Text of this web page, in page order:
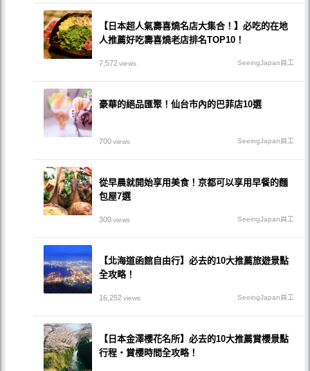
【日本超人氣壽喜燒名店大集合！】必吃的在地
人推薦好吃壽喜燒老店排名TOP10！
7,572views SeeingJapan員工
豪華的絕品匯聚！仙台市內的巴菲店10選
700views SeeingJapan員工
從早晨就開始享用美食！京都可以享用早餐的麵
包屋7選
300views SeeingJapan員工
【北海道函館自由行】必去的10大推薦旅遊景點
全攻略！
16,252views SeeingJapan員工
【日本金澤櫻花名所】必去的10大推薦賞櫻景點
行程・賞櫻時間全攻略！